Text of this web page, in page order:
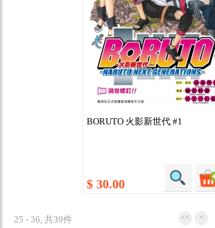
BORUTO 火影新世代 #1
$ 30.00
25 - 36, 共39件 << <